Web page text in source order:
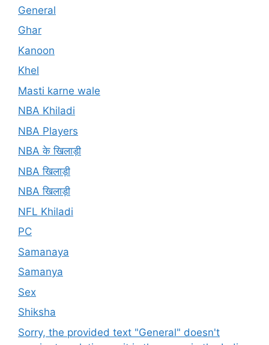
General
Ghar
Kanoon
Khel
Masti karne wale
NBA Khiladi
NBA Players
NBA के खिलाड़ी
NBA खिलाड़ी
NBA खिलाड़ी
NFL Khiladi
PC
Samanaya
Samanya
Sex
Shiksha
Sorry, the provided text "General" doesn't